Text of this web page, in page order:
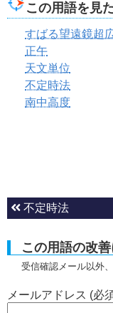
この用語を見
すばる望遠鏡超
正午
天文単位
不定時法
南中高度
不定時法
この用語の改
受信確認メール以外
メールアドレス (必